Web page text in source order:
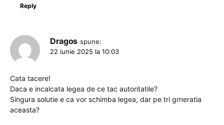
Reply
Dragos spune:
22 iunie 2025 la 10:03
Cata tacere!
Daca e incalcata legea de ce tac autoritatile?
Singura solutie e ca vor schimba legea, dar pe tri grneratia
aceasta?